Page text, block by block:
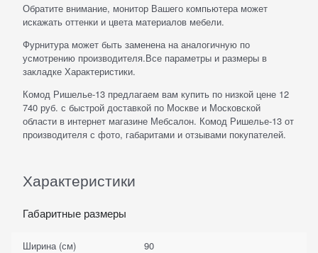
Обратите внимание, монитор Вашего компьютера может
искажать оттенки и цвета материалов мебели.
Фурнитура может быть заменена на аналогичную по
усмотрению производителя.Все параметры и размеры в
закладке Характеристики.
Комод Ришелье-13 предлагаем вам купить по низкой цене 12
740 руб. с быстрой доставкой по Москве и Московской
области в интернет магазине Мебсалон. Комод Ришелье-13 от
производителя с фото, габаритами и отзывами покупателей.
Характеристики
Габаритные размеры
Ширина (см)
90